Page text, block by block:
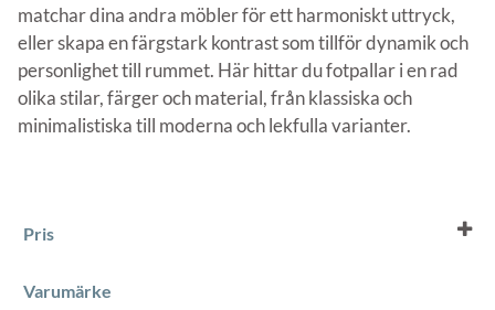
matchar dina andra möbler för ett harmoniskt uttryck,
eller skapa en färgstark kontrast som tillför dynamik och
personlighet till rummet. Här hittar du fotpallar i en rad
olika stilar, färger och material, från klassiska och
minimalistiska till moderna och lekfulla varianter.
Pris
Varumärke